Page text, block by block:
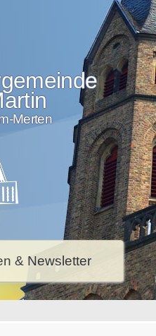
Merten
& Newsletter